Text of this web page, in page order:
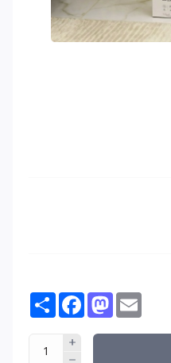
Share FacebookMastodon